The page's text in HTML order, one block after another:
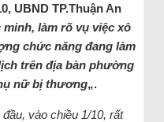
UBND TP.Thuận An
minh, làm rõ vụ việc xô
chức năng đang làm
trên địa bàn phường
nữ bị thương„.
vào chiều 1/10, rất